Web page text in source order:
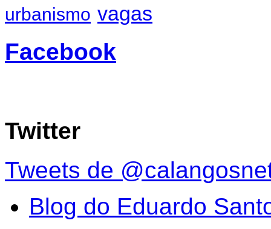
urbanismo vagas
Facebook
Twitter
Tweets de
Blog do Eduardo